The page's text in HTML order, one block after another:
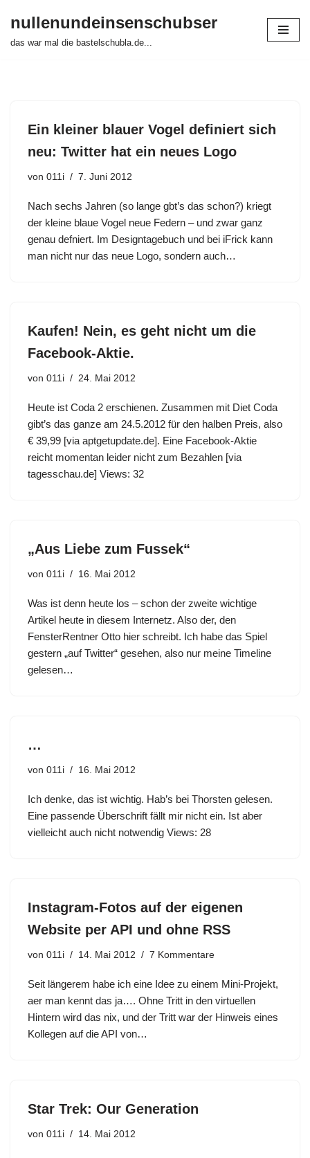
Zum
nullenundeinsenschubser
das war mal die bastelschubla.de...
Ein kleiner blauer Vogel definiert sich
neu: Twitter hat ein neues Logo
von 011i 7. Juni 2012
Nach sechs Jahren (so lange gbt’s das schon?) kriegt
der kleine blaue Vogel neue Federn – und zwar ganz
genau defniert. Im Designtagebuch und bei iFrick kann
man nicht nur das neue Logo, sondern auch…
Kaufen! Nein, es geht nicht um die
Facebook-Aktie.
von 011i 24. Mai 2012
Heute ist Coda 2 erschienen. Zusammen mit Diet Coda
gibt’s das ganze am 24.5.2012 für den halben Preis, also
€ 39,99 [via aptgetupdate.de]. Eine Facebook-Aktie
reicht momentan leider nicht zum Bezahlen [via
tagesschau.de] Views: 32
„Aus Liebe zum Fussek“
von 011i 16. Mai 2012
Was ist denn heute los – schon der zweite wichtige
Artikel heute in diesem Internetz. Also der, den
FensterRentner Otto hier schreibt. Ich habe das Spiel
gestern „auf Twitter“ gesehen, also nur meine Timeline
gelesen…
…
von 011i 16. Mai 2012
Ich denke, das ist wichtig. Hab’s bei Thorsten gelesen.
Eine passende Überschrift fällt mir nicht ein. Ist aber
vielleicht auch nicht notwendig Views: 28
Instagram-Fotos auf der eigenen
Website per API und ohne RSS
von 011i 14. Mai 2012 7 Kommentare
Seit längerem habe ich eine Idee zu einem Mini-Projekt,
aer man kennt das ja…. Ohne Tritt in den virtuellen
Hintern wird das nix, und der Tritt war der Hinweis eines
Kollegen auf die API von…
Star Trek: Our Generation
von 011i 14. Mai 2012